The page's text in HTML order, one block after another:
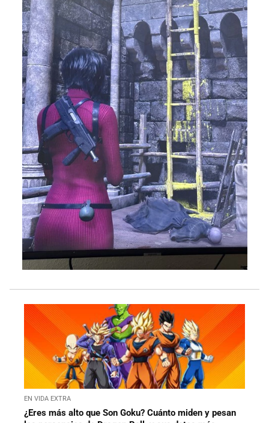
EN VIDA EXTRA
¿Eres más alto que Son Goku? Cuánto miden y pesan